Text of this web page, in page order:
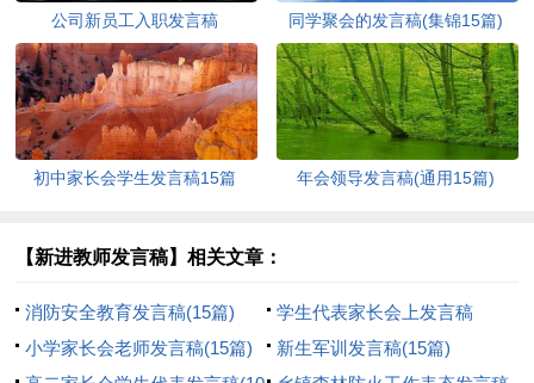
公司新员工入职发言稿 同学聚会的发言稿(集锦15篇)
初中家长会学生发言稿15篇 年会领导发言稿(通用15篇)
【新进教师发言稿】相关文章：
消防安全教育发言稿(15篇)
学生代表家长会上发言稿
小学家长会老师发言稿(15篇)
新生军训发言稿(15篇)